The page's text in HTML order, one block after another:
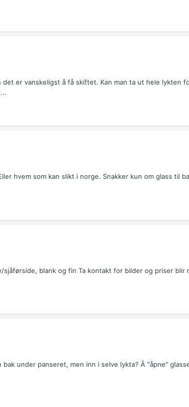
er vanskeligst å få skiftet. Kan man ta ut hele lykten
hvem som kan slikt i norge. Snakker kun om glass til
blank og fin Ta kontakt for bilder og priser blir
under panseret, men inn i selve lykta? Å "åpne"